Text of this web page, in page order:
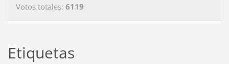
Votos totales: 6119
Etiquetas